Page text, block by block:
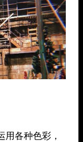
用各种色彩，